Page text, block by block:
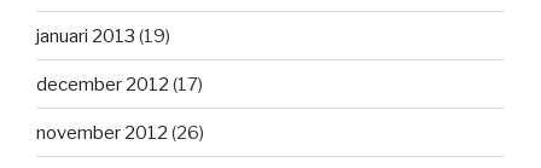
januari 2013 (19)
december 2012 (17)
november 2012 (26)